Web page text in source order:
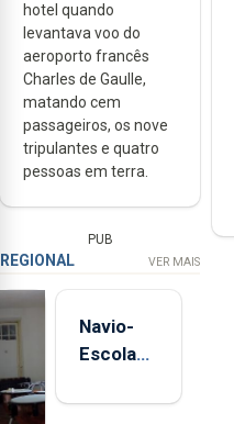
hotel quando
levantava voo do
aeroporto francês
Charles de Gaulle,
matando cem
passageiros, os nove
tripulantes e quatro
pessoas em terra.
PUB
REGIONAL VER MAIS
Navio-
Escola
está de